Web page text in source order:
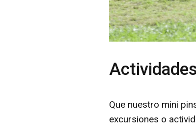
Que nuestro mini
excursiones o